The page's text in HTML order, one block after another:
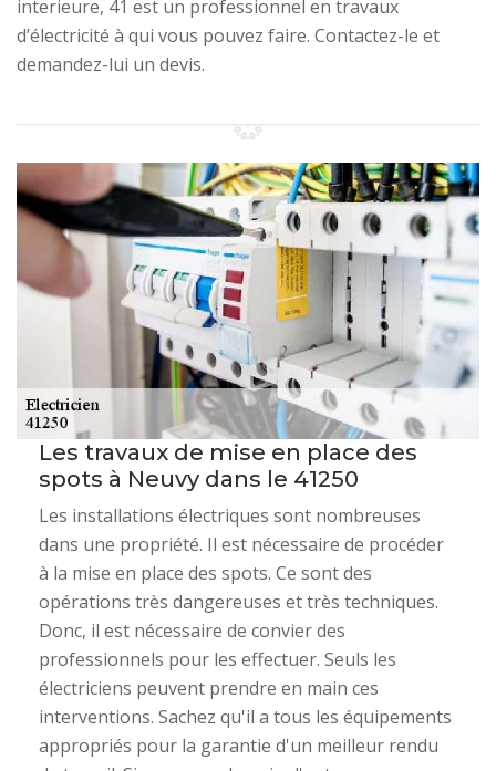
interieure, 41 est un professionnel en travaux
d’électricité à qui vous pouvez faire. Contactez-le et
demandez-lui un devis.
Les travaux de mise en place des
spots à Neuvy dans le 41250
Les installations électriques sont nombreuses
dans une propriété. Il est nécessaire de procéder
à la mise en place des spots. Ce sont des
opérations très dangereuses et très techniques.
Donc, il est nécessaire de convier des
professionnels pour les effectuer. Seuls les
électriciens peuvent prendre en main ces
interventions. Sachez qu'il a tous les équipements
appropriés pour la garantie d'un meilleur rendu